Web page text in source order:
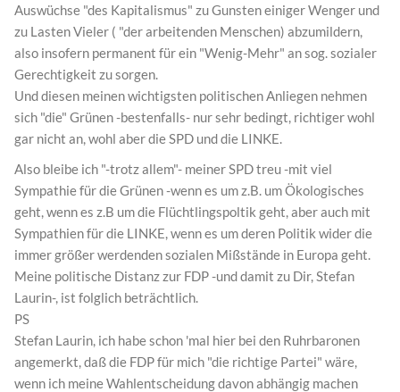
Auswüchse "des Kapitalismus" zu Gunsten einiger Wenger und
zu Lasten Vieler ( "der arbeitenden Menschen) abzumildern,
also insofern permanent für ein "Wenig-Mehr" an sog. sozialer
Gerechtigkeit zu sorgen.
Und diesen meinen wichtigsten politischen Anliegen nehmen
sich "die" Grünen -bestenfalls- nur sehr bedingt, richtiger wohl
gar nicht an, wohl aber die SPD und die LINKE.
Also bleibe ich "-trotz allem"- meiner SPD treu -mit viel
Sympathie für die Grünen -wenn es um z.B. um Ökologisches
geht, wenn es z.B um die Flüchtlingspoltik geht, aber auch mit
Sympathien für die LINKE, wenn es um deren Politik wider die
immer größer werdenden sozialen Mißstände in Europa geht.
Meine politische Distanz zur FDP -und damit zu Dir, Stefan
Laurin-, ist folglich beträchtlich.
PS
Stefan Laurin, ich habe schon 'mal hier bei den Ruhrbaronen
angemerkt, daß die FDP für mich "die richtige Partei" wäre,
wenn ich meine Wahlentscheidung davon abhängig machen